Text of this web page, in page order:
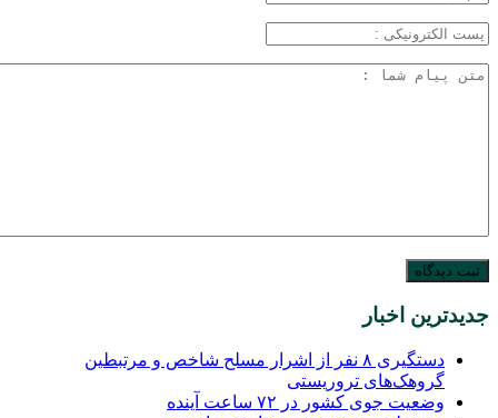
جدیدترین اخبار
دستگیری ۸ نفر از اشرار مسلح شاخص و مرتبطین
گروهک‌های تروریستی
وضعیت جوی کشور در ۷۲ ساعت آینده